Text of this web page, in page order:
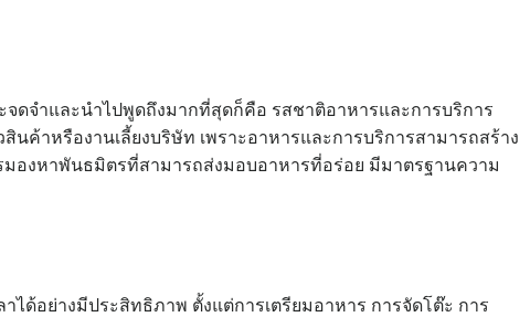
ดจำและนำไปพูดถึงมากที่สุดก็คือ รสชาติอาหารและการบริการ
ค้าหรืองานเลี้ยงบริษัท เพราะอาหารและการบริการสามารถสร้าง
องหาพันธมิตรที่สามารถส่งมอบอาหารที่อร่อย มีมาตรฐานความ
ด้อย่างมีประสิทธิภาพ ตั้งแต่การเตรียมอาหาร การจัดโต๊ะ การ